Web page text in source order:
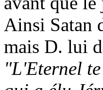
Ainsi Satan
mais D. lui
"L'Eternel